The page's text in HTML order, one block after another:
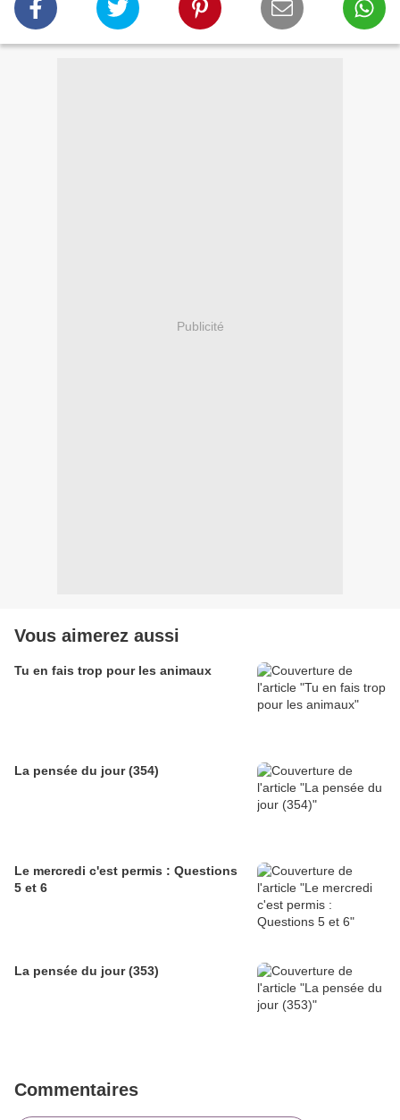
Publicité
Vous aimerez aussi
Tu en fais trop pour les animaux
La pensée du jour (354)
Le mercredi c'est permis : Questions
5 et 6
La pensée du jour (353)
Commentaires